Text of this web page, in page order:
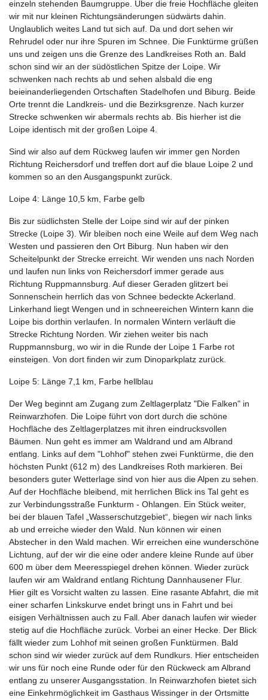
einzeln stehenden Baumgruppe. Über die freie Hochfläche gleiten
wir mit nur kleinen Richtungsänderungen südwärts dahin.
Unglaublich weites Land tut sich auf. Da und dort sehen wir
Rehrudel oder nur ihre Spuren im Schnee. Die Funktürme grüßen
uns und zeigen uns die Grenze des Landkreises Roth an. Bald
schon sind wir an der südöstlichen Spitze der Loipe. Wir
schwenken nach rechts ab und sehen alsbald die eng
beieinanderliegenden Ortschaften Stadelhofen und Biburg. Beide
Orte trennt die Landkreis- und die Bezirksgrenze. Nach kurzer
Strecke schwenken wir abermals rechts ab. Bis hierher ist die
Loipe identisch mit der großen Loipe 4.
Sind wir also auf dem Rückweg laufen wir immer gen Norden
Richtung Reichersdorf und treffen dort auf die blaue Loipe 2 und
kommen so an den Ausgangspunkt zurück.
Loipe 4: Länge 10,5 km, Farbe gelb
Bis zur südlichsten Stelle der Loipe sind wir auf der pinken
Strecke (Loipe 3). Wir bleiben noch eine Weile auf dem Weg nach
Westen und passieren den Ort Biburg. Nun haben wir den
Scheitelpunkt der Strecke erreicht. Wir wenden uns nach Norden
und laufen nun links von Reichersdorf immer gerade aus
Richtung Ruppmannsburg. Auf dieser Geraden glitzert bei
Sonnenschein herrlich das von Schnee bedeckte Ackerland.
Linkerhand liegt Wengen und in schneereichen Wintern kann die
Loipe bis dorthin verlaufen. In normalen Wintern verläuft die
Strecke Richtung Norden. Wir ziehen weiter bis nach
Ruppmannsburg, wo wir in die Runde der Loipe 1 Farbe rot
einsteigen. Von dort finden wir zum Dinoparkplatz zurück.
Loipe 5: Länge 7,1 km, Farbe hellblau
Der Weg beginnt am Zugang zum Zeltlagerplatz "Die Falken" in
Reinwarzhofen. Die Loipe führt von dort durch die schöne
Hochfläche des Zeltlagerplatzes mit ihren eindrucksvollen
Bäumen. Nun geht es immer am Waldrand und am Albrand
entlang. Links auf dem "Lohhof" stehen zwei Funktürme, die den
höchsten Punkt (612 m) des Landkreises Roth markieren. Bei
besonders guter Wetterlage sind von hier aus die Alpen zu sehen.
Auf der Hochfläche bleibend, mit herrlichen Blick ins Tal geht es
zur Verbindungsstraße Funkturm - Ohlangen. Ein Stück weiter,
bei der blauen Tafel „Wasserschutzgebiet“, biegen wir nach links
ab und erreiche wieder den Wald. Nun können wir einen
Abstecher in den Wald machen. Wir erreichen eine wunderschöne
Lichtung, auf der wir die eine oder andere kleine Runde auf über
600 m über dem Meeresspiegel drehen können. Wieder zurück
laufen wir am Waldrand entlang Richtung Dannhausener Flur.
Hier gilt es Vorsicht walten zu lassen. Eine rasante Abfahrt, die mit
einer scharfen Linkskurve endet bringt uns in Fahrt und bei
eisigen Verhältnissen auch zu Fall. Aber danach laufen wir wieder
stetig auf die Hochfläche zurück. Vorbei an einer Hecke. Der Blick
fällt wieder zum Lohhof mit seinen großen Funktürmen. Bald
schon sind wir wieder zurück auf dem Rundkurs. Hier entscheiden
wir uns für noch eine Runde oder für den Rückweck am Albrand
entlang zu unserer Ausgangsstation. In Reinwarzhofen bietet sich
eine Einkehrmöglichkeit im Gasthaus Wissinger in der Ortsmitte